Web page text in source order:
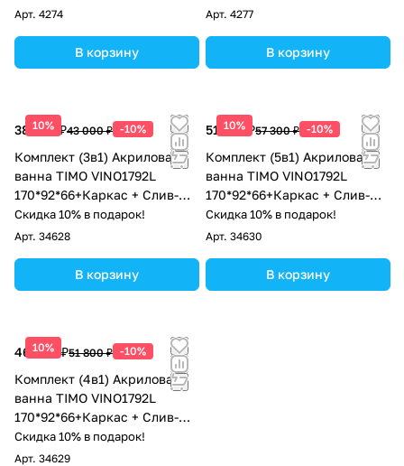
Арт. 4274
В корзину
Арт. 4277
В корзину
10%
38 700 ₽43 000 ₽ -10%
Комплект (3в1) Акриловая
ванна TIMO VINO1792L
170*92*66+Каркас + Слив-
перелив
Скидка 10% в подарок!
Арт. 34628
В корзину
10%
51 570 ₽57 300 ₽ -10%
Комплект (5в1) Акриловая
ванна TIMO VINO1792L
170*92*66+Каркас + Слив-
перелив+Фронтальная
панель+Торцевая панель
Скидка 10% в подарок!
Арт. 34630
В корзину
10%
46 620 ₽51 800 ₽ -10%
Комплект (4в1) Акриловая
ванна TIMO VINO1792L
170*92*66+Каркас + Слив-
перелив+Фронтальная
панель
Скидка 10% в подарок!
Арт. 34629